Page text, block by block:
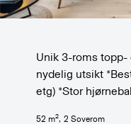
Unik 3-roms
nydelig utsikt
etg) *Stor
52 m2, 2 Soverom